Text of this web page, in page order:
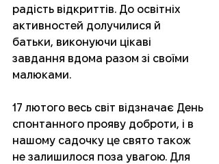
радість відкриттів. До освітніх
активностей долучилися й
батьки, виконуючи цікаві
завдання вдома разом зі своїми
малюками.
17 лютого весь світ відзначає День
спонтанного прояву доброти, і в
нашому садочку це свято також
не залишилося поза увагою. Для